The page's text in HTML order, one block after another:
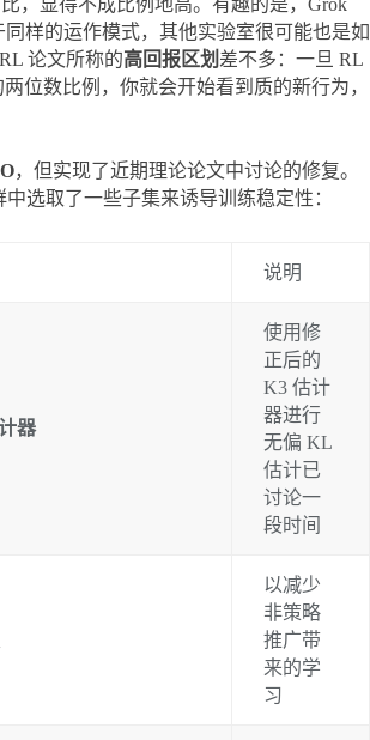
，显得不成比例地高。有趣的是，Grok
样的运作模式，其他实验室很可能也是如
论文所称的高回报区划差不多：一旦 RL
位数比例，你就会开始看到质的新行为，
，但实现了近期理论论文中讨论的修复。
选取了一些子集来诱导训练稳定性：
说明
器
使用修
正后的
K3 估计
器进行
无偏 KL
估计已
讨论一
段时间
以减少
非策略
推广带
来的学
习